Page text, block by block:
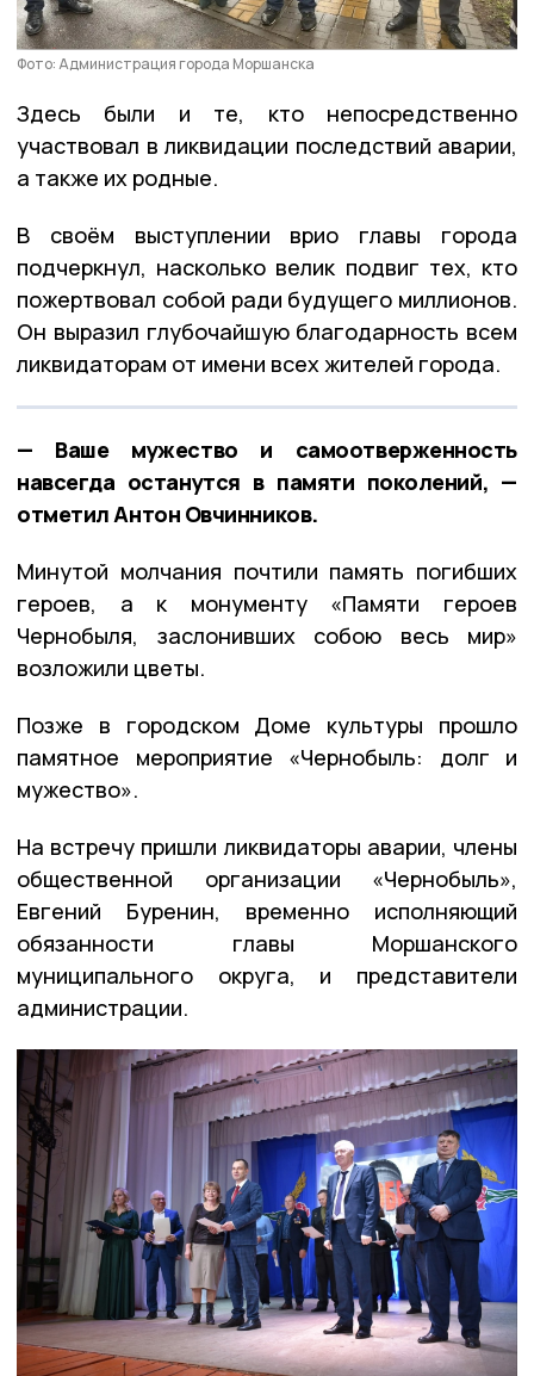
Фото: Администрация города Моршанска
Здесь были и те, кто непосредственно
участвовал в ликвидации последствий аварии,
а также их родные.
В своём выступлении врио главы города
подчеркнул, насколько велик подвиг тех, кто
пожертвовал собой ради будущего миллионов.
Он выразил глубочайшую благодарность всем
ликвидаторам от имени всех жителей города.
— Ваше мужество и самоотверженность
навсегда останутся в памяти поколений, —
отметил Антон Овчинников.
Минутой молчания почтили память погибших
героев, а к монументу «Памяти героев
Чернобыля, заслонивших собою весь мир»
возложили цветы.
Позже в городском Доме культуры прошло
памятное мероприятие «Чернобыль: долг и
мужество».
На встречу пришли ликвидаторы аварии, члены
общественной организации «Чернобыль»,
Евгений Буренин, временно исполняющий
обязанности главы Моршанского
муниципального округа, и представители
администрации.